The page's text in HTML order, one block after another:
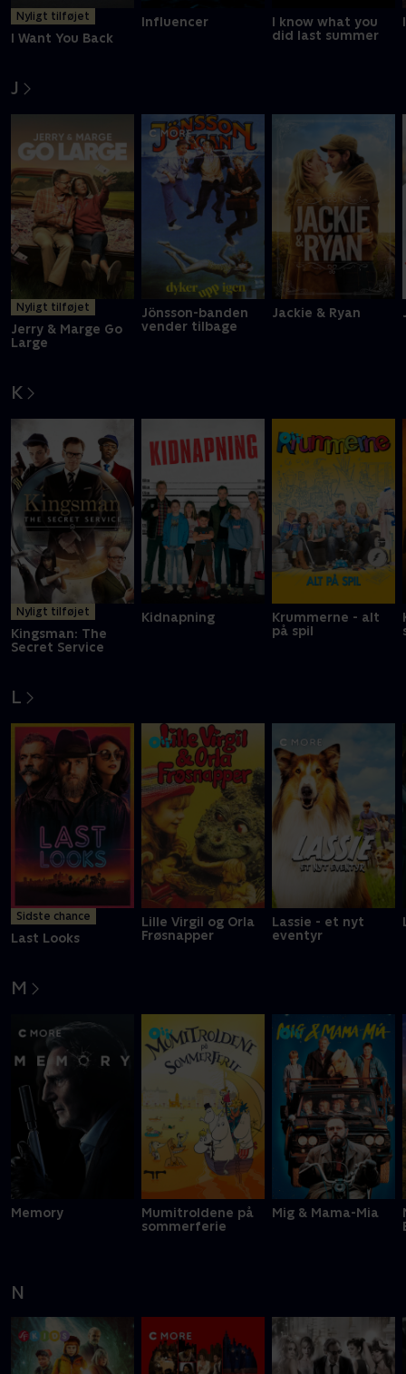
Nyligt tilføjet
I Want You Back
Influencer
I know what you
did last summer
J
Nyligt tilføjet
Jerry & Marge Go
Large
Jönsson-banden
vender tilbage
Jackie & Ryan
K
Nyligt tilføjet
Kingsman: The
Secret Service
Kidnapning
Krummerne - alt
på spil
L
Sidste chance
Last Looks
Lille Virgil og Orla
Frøsnapper
Lassie - et nyt
eventyr
M
Memory
Mumitroldene på
sommerferie
Mig & Mama-Mia
N